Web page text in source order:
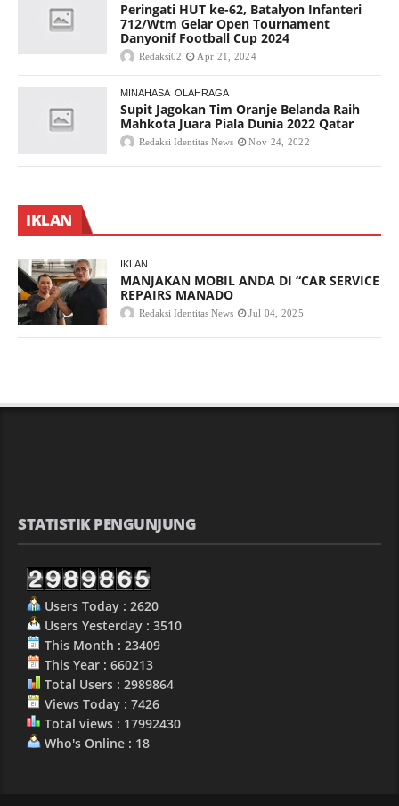
Peringati HUT ke-62, Batalyon Infanteri
712/Wtm Gelar Open Tournament
Danyonif Football Cup 2024
Redaksi02 Apr 21, 2024
MINAHASA OLAHRAGA
Supit Jagokan Tim Oranje Belanda Raih
Mahkota Juara Piala Dunia 2022 Qatar
Redaksi Identitas News Nov 24, 2022
IKLAN
IKLAN
MANJAKAN MOBIL ANDA DI “CAR SERVICE
REPAIRS MANADO
Redaksi Identitas News Jul 04, 2025
STATISTIK PENGUNJUNG
Users Today : 2620
Users Yesterday : 3510
This Month : 23409
This Year : 660213
Total Users : 2989864
Views Today : 7426
Total views : 17992430
Who's Online : 18